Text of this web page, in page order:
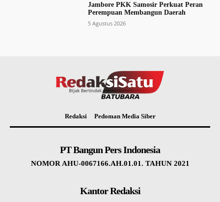
Jambore PKK Samosir Perkuat Peran
Perempuan Membangun Daerah
5 Agustus 2026
Redaksi Pedoman Media Siber
PT Bangun Pers Indonesia
NOMOR AHU-0067166.AH.01.01. TAHUN 2021
Kantor Redaksi